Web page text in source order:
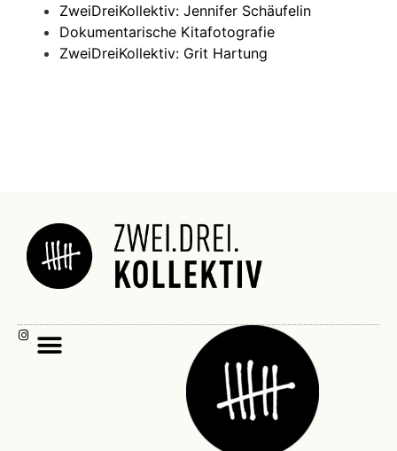
ZweiDreiKollektiv: Jennifer Schäufelin
Dokumentarische Kitafotografie
ZweiDreiKollektiv: Grit Hartung